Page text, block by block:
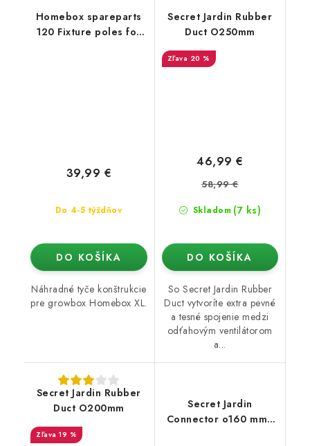
Homebox spareparts
120 Fixture poles for
Do 4-5 týždňov
39,99 €
DO KOŠÍKA
Náhradné tyče konštrukcie
pre growbox Homebox XL.
Secret Jardin Rubber
Duct O250mm
20 %
Skladom (7 ks)
46,99 €
58,99 €
DO KOŠÍKA
So Secret Jardin Rubber
Duct vytvoríte extra pevné
a tesné spojenie medzi
odťahovým ventilátorom
a...
Secret Jardin Rubber
Duct O200mm
19 %
Secret Jardin
Connector o160 mm -